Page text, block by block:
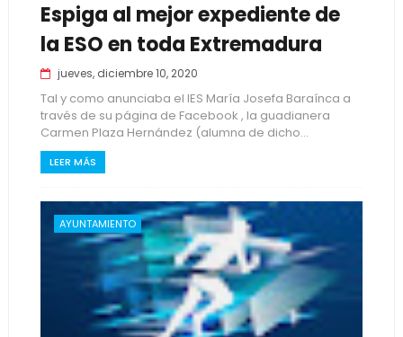
Espiga al mejor expediente de
la ESO en toda Extremadura
jueves, diciembre 10, 2020
Tal y como anunciaba el IES María Josefa Baraínca a
través de su página de Facebook , la guadianera
Carmen Plaza Hernández (alumna de dicho...
LEER MÁS
AYUNTAMIENTO